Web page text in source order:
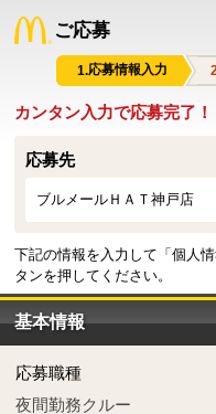
ご応募
応募情報入力
カンタン入力で応募完了！
応募先
ブルメールＨＡＴ神戸店
下記の情報を入力して「個人
タンを押してください。
基本情報
応募職種
夜間勤務クルー